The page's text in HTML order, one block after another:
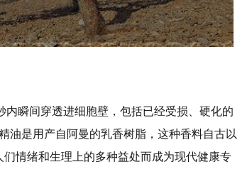
瞬间穿透进细胞壁，包括已经受损、硬化的
油是用产自阿曼的乳香树脂，这种香料自古以
情绪和生理上的多种益处而成为现代健康专